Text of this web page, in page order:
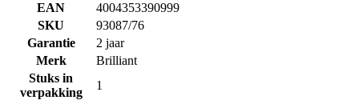
EAN
4004353390999
SKU
93087/76
Garantie
2 jaar
Merk
Brilliant
Stuks in
verpakking
1